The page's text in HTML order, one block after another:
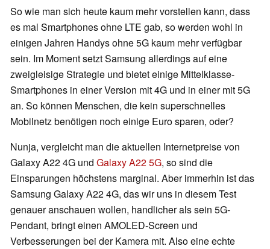
So wie man sich heute kaum mehr vorstellen kann, dass
es mal Smartphones ohne LTE gab, so werden wohl in
einigen Jahren Handys ohne 5G kaum mehr verfügbar
sein. Im Moment setzt Samsung allerdings auf eine
zweigleisige Strategie und bietet einige Mittelklasse-
Smartphones in einer Version mit 4G und in einer mit 5G
an. So können Menschen, die kein superschnelles
Mobilnetz benötigen noch einige Euro sparen, oder?
Nunja, vergleicht man die aktuellen Internetpreise von
Galaxy A22 4G und Galaxy A22 5G, so sind die
Einsparungen höchstens marginal. Aber immerhin ist das
Samsung Galaxy A22 4G, das wir uns in diesem Test
genauer anschauen wollen, handlicher als sein 5G-
Pendant, bringt einen AMOLED-Screen und
Verbesserungen bei der Kamera mit. Also eine echte